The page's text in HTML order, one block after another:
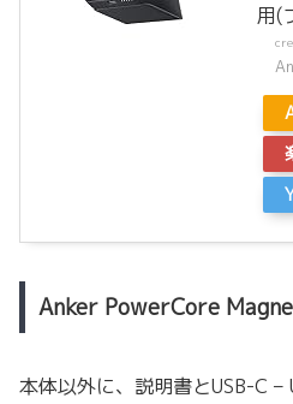
用(
Anker PowerCore
本体以外に、説明書とUSB-C